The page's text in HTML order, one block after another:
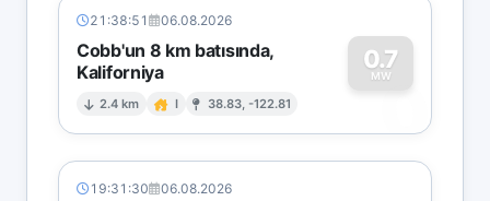
21:38:51 06.08.2026
Cobb'un 8 km batısında,
Kaliforniya
2.4 km I 38.83, -122.81
0.7
MW
0
19:31:30 06.08.2026